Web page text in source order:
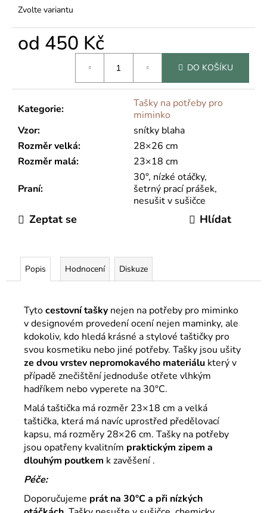
Zvolte variantu
od 450 Kč
DO KOŠÍKU
Kategorie:
Tašky na potřeby pro
miminko
Vzor:
snítky blaha
Rozměr velká:
28×26 cm
Rozměr malá: 23×18 cm
Praní:
30°, nízké otáčky,
šetrný prací prášek,
nesušit v sušičce
Zeptat se Hlídat
Popis Hodnocení Diskuze
Tytocestovnítašky nejen na potřeby pro miminko
v designovém provedení ocení nejen maminky, ale
kdokoliv, kdo hledá krásné a stylové taštičky pro
svou kosmetiku nebo jiné potřeby. Tašky jsou ušity
ze dvou vrstev nepromokavého materiálu který v
případě znečištění jednoduše otřete vlhkým
hadříkem nebo vyperete na 30°C.
Malá taštička má rozměr 23×18 cm a velká
taštička, která má navíc uprostřed předělovací
kapsu, má rozměry 28×26 cm. Tašky na potřeby
jsou opatřeny kvalitním praktickým zipem a
dlouhým poutkem k zavěšení .
Péče:
Doporučujeme prát na 30°C a při nízkých